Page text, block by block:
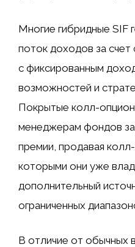
Многие гибридные SIF
поток доходов за счет
с фиксированным
возможностей и
Покрытые колл-
менеджерам фондов
премии, продавая
которыми они уже
дополнительный
ограниченных
В отличие от обычных